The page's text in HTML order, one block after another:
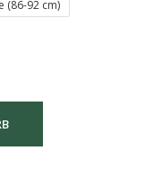
(86-92 cm)